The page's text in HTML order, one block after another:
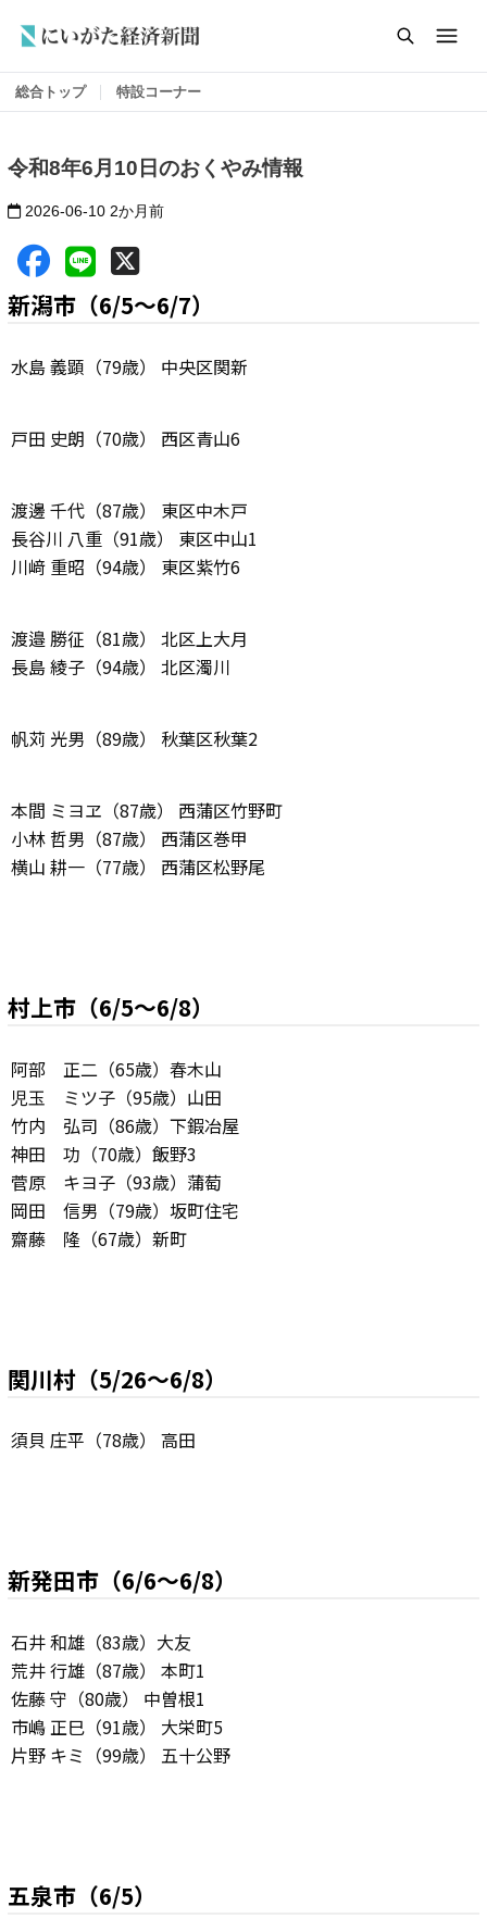
総合トップ 特設コーナー
令和8年6月10日のおくやみ情報
2026-06-10 2か月前
新潟市（6/5～6/7）
水島 義顕（79歳） 中央区関新
戸田 史朗（70歳） 西区青山6
渡邊 千代（87歳） 東区中木戸
長谷川 八重（91歳） 東区中山1
川﨑 重昭（94歳） 東区紫竹6
渡邉 勝征（81歳） 北区上大月
長島 綾子（94歳） 北区濁川
帆苅 光男（89歳） 秋葉区秋葉2
本間 ミヨヱ（87歳） 西蒲区竹野町
小林 哲男（87歳） 西蒲区巻甲
横山 耕一（77歳） 西蒲区松野尾
村上市（6/5～6/8）
阿部 正二（65歳）春木山
児玉 ミツ子（95歳）山田
竹内 弘司（86歳）下鍜冶屋
神田 功（70歳）飯野3
菅原 キヨ子（93歳）蒲萄
岡田 信男（79歳）坂町住宅
齋藤 隆（67歳）新町
関川村（5/26～6/8）
須貝 庄平（78歳） 高田
新発田市（6/6～6/8）
石井 和雄（83歳）大友
荒井 行雄（87歳） 本町1
佐藤 守（80歳） 中曽根1
市嶋 正巳（91歳） 大栄町5
片野 キミ（99歳） 五十公野
五泉市（6/5）